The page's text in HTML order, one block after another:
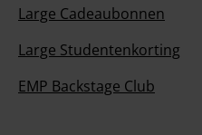
Large Cadeaubonnen
Large Studentenkorting
EMP Backstage Club